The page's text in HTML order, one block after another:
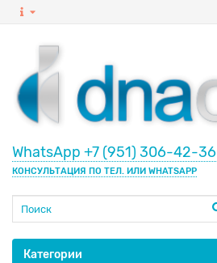
WhatsApp +7 (951) 306-42-36
КОНСУЛЬТАЦИЯ ПО ТЕЛ. ИЛИ WHATSAPP
Категории